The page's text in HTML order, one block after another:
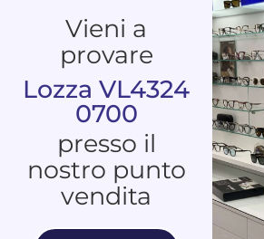
Vieni a
provare
Lozza VL4324
0700
presso il
nostro punto
vendita